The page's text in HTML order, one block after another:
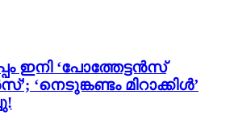
ഇനി ‘പോത്തേട്ടൻസ്
‘നെടുങ്കണ്ടം മിറാക്കിൾ’